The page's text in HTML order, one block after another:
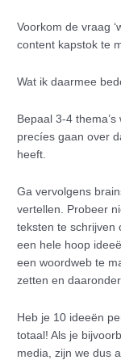
Voorkom de vraag
content kapstok te
Wat ik daarmee
Bepaal 3-4
precíes gaan over
heeft.
Ga vervolgens
vertellen. Probeer
teksten te schrijven
een hele hoop
een woordweb te
zetten en
Heb je 10 ideeën
totaal! Als je
media, zijn we dus